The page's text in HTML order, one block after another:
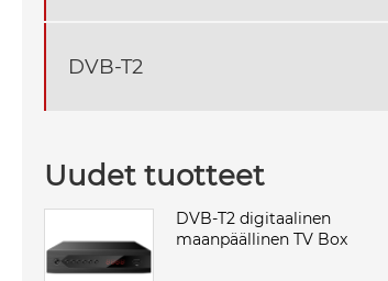
DVB-T2
Uudet tuotteet
DVB-T2 digitaalinen
maanpäällinen TV Box